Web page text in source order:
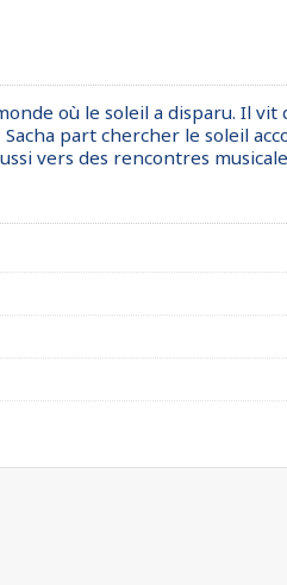
où le soleil a disparu. Il
Sacha part chercher le soleil
vers des rencontres